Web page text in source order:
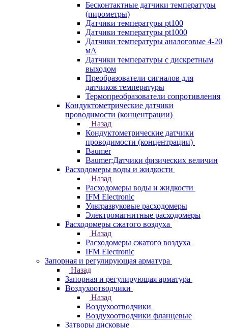
Бесконтактные датчики температуры
(пирометры)
Датчики температуры pt100
Датчики температуры pt1000
Датчики температуры аналоговые 4-20
мА
Датчики температуры с дискретным
выходом
Преобразователи сигналов для
датчиков температуры
Термопреобразователи сопротивления
Кондуктометрические датчики
проводимости (концентрации)
Назад
Кондуктометрические датчики
проводимости (концентрации)
Baumer
Baumer;Датчики физических величин
Расходомеры воды и жидкости
Назад
Расходомеры воды и жидкости
IFM Electronic
Ультразвуковые расходомеры
Электромагнитные расходомеры
Расходомеры сжатого воздуха
Назад
Расходомеры сжатого воздуха
IFM Electronic
Запорная и регулирующая арматура
Назад
Запорная и регулирующая арматура
Воздухоотводчики
Назад
Воздухоотводчики
Воздухоотводчики фланцевые
Затворы дисковые